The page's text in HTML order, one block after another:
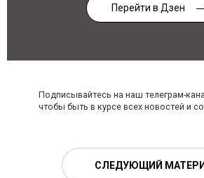
Перейти в Дзен
Подписывайтесь на наш телеграм-
чтобы быть в курсе всех новостей и
СЛЕДУЮЩИЙ